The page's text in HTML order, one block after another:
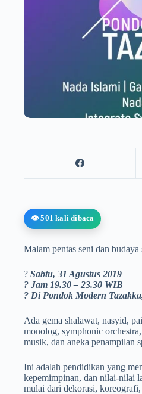
👁️ 501 kali dibaca
Malam pentas seni dan budaya
? Sabtu, 31 Agustus 2019
? Jam 19.30 – 23.30 WIB
? Di Pondok Modern
Ada gema shalawat, nasyid,
monolog, symphonic
musik, dan aneka penampilan
Ini adalah pendidikan yang
kepemimpinan, dan nilai-nilai
mulai dari dekorasi,